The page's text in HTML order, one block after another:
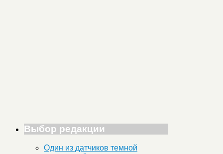
Выбор редакции
Один из датчиков темной